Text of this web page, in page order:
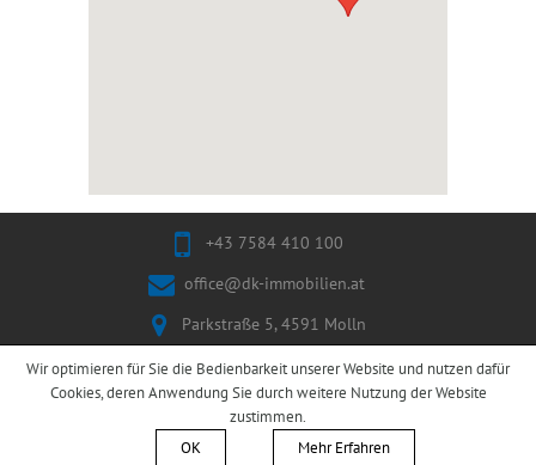
+43 7584 410 100
office@dk-immobilien.at
Parkstraße 5, 4591 Molln
Copyright © 2026 | Powered by:
Impressum
Datenschutzerklärung
Wir optimieren für Sie die Bedienbarkeit unserer Website und nutzen dafür
Cookies, deren Anwendung Sie durch weitere Nutzung der Website
zustimmen.
OK
Mehr Erfahren